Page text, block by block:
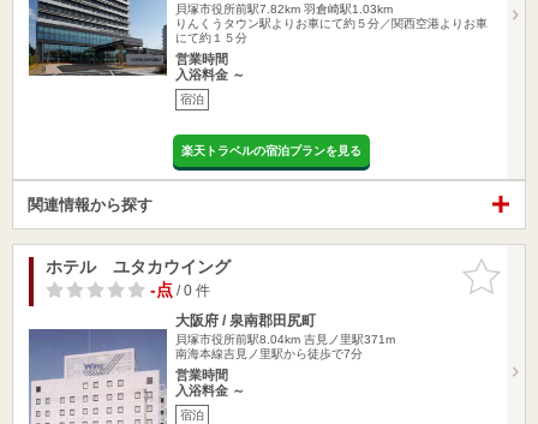
貝塚市役所前駅7.82km 羽倉崎駅1.03km
りんくうタウン駅よりお車にて約５分／関西空港よりお車
にて約１５分
営業時間
入浴料金 ～
宿泊
楽天トラベルの宿泊プランを見る
関連情報から探す
お気に入
りに追加
ホテル ユタカウイング
-点/ 0 件
大阪府 / 泉南郡田尻町
貝塚市役所前駅8.04km 吉見ノ里駅371m
南海本線吉見ノ里駅から徒歩で7分
営業時間
入浴料金 ～
宿泊